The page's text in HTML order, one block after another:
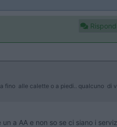
Rispondi
fino alle calette o a piedi.. qualcuno di
a AA e non so se ci siano i